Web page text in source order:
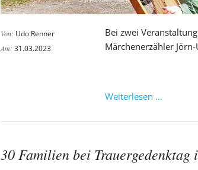
Von: Udo Renner
Am: 31.03.2023
Bei zwei
Märchenerzähler
Weiterlesen …
Kinder
30 Familien bei Trauergedenktag